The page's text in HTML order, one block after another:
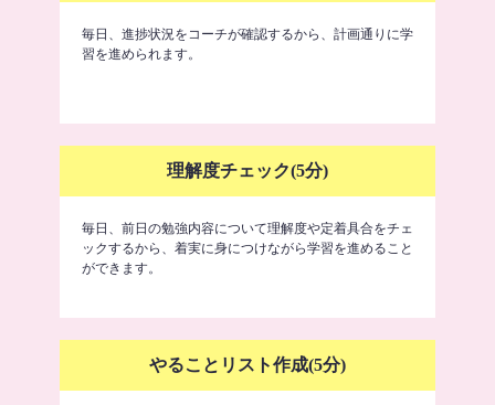
毎日、進捗状況をコーチが確認するから、計画通りに学
習を進められます。
理解度チェック(5分)
毎日、前日の勉強内容について理解度や定着具合をチェ
ックするから、着実に身につけながら学習を進めること
ができます。
やることリスト作成(5分)